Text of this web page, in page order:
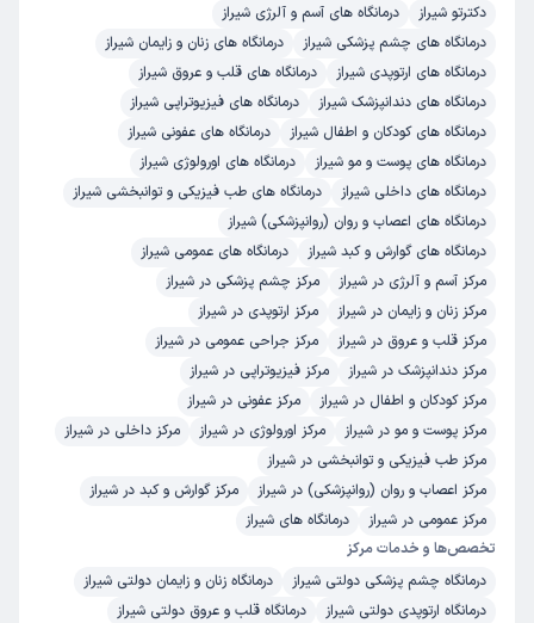
کاربر دکترتو
(
1405/04/30
این
زمان انتظار: 15-45 دقیقه
خیلی خوب
دکتر فیض اله منصوری علت مراجعه : آب مروارید
برخورد مناسب توضیحات کافی
تشخیص دقیق
پذیرش خوب
تعرفه مناسب
شهاب الدین
اینپزشکرا پیشنهاد نمیکنم
زمان انتظار:15-45 دقیقه
عدم رضایت
دکتر فیض اله منصوری علت مراجعه : درد چشم
دکترتو شیراز
درمانگاه های آسم و آلرژی شیراز
درمانگاه های چشم پزشکی شیراز
درمانگاه های زنان و زایمان شیراز
درمانگاه های ارتوپدی شیراز
درمانگاه های قلب و عروق شیراز
درمانگاه های دندانپزشک شیراز
درمانگاه های فیزیوتراپی شیراز
درمانگاه های کودکان و اطفال شیراز
درمانگاه های عفونی شیراز
درمانگاه های پوست و مو شیراز
درمانگاه های اورولوژی شیراز
درمانگاه های داخلی شیراز
درمانگاه های طب فیزیکی و توانبخشی شیراز
درمانگاه های اعصاب و روان (روانپزشکی) شیراز
درمانگاه های گوارش و کبد شیراز
درمانگاه های عمومی شیراز
مرکز آسم و آلرژی در شیراز
مرکز چشم پزشکی در شیراز
مرکز زنان و زایمان در شیراز
مرکز ارتوپدی در شیراز
مرکز قلب و عروق در شیراز
مرکز جراحی عمومی در شیراز
مرکز دندانپزشک در شیراز
مرکز فیزیوتراپی در شیراز
مرکز کودکان و اطفال در شیراز
مرکز عفونی در شیراز
مرکز پوست و مو در شیراز
مرکز اورولوژی در شیراز
مرکز داخلی در شیراز
مرکز طب فیزیکی و توانبخشی در شیراز
مرکز اعصاب و روان (روانپزشکی) در شیراز
مرکز گوارش و کبد در شیراز
مرکز عمومی در شیراز
درمانگاه های شیراز
تخصص‌ها و خدمات مرکز
درمانگاه چشم پزشکی دولتی شیراز
درمانگاه زنان و زایمان دولتی شیراز
درمانگاه ارتوپدی دولتی شیراز
درمانگاه قلب و عروق دولتی شیراز